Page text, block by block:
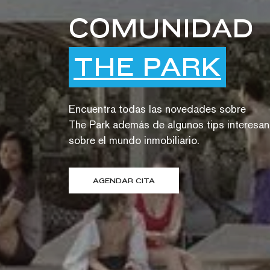
THE PARK
Encuentra todas las novedades sobre
The Park además de algunos tips
sobre el mundo inmobiliario.
AGENDAR CITA